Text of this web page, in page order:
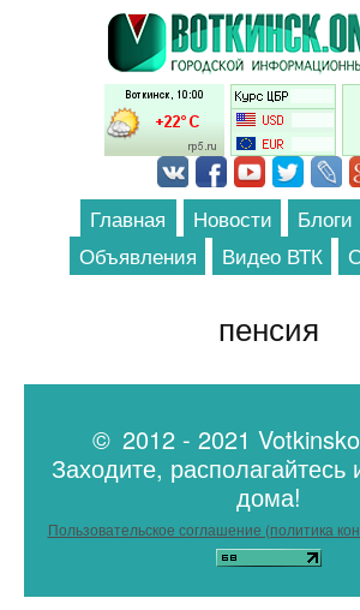
Перейти к основному содержанию
Главная Новости Блоги
Объявления
Видео ВТК
пенсия
© 2012 - 2021
Заходите, располагайтесь
дома!
Пользовательское соглашение (политика